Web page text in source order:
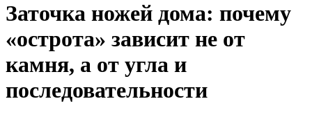
Заточка ножей дома: почему
«острота» зависит не от
камня, а от угла и
последовательности